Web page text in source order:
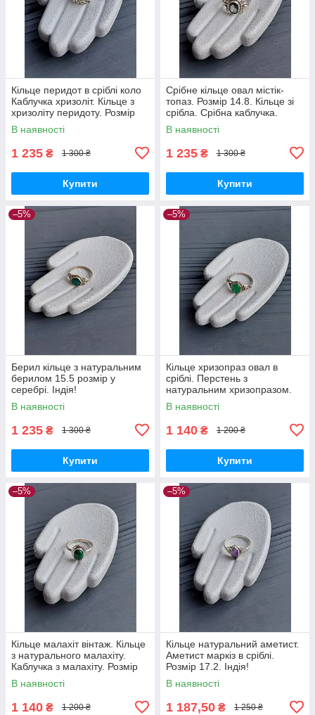
Кільце перидот в сріблі коло
Каблучка хризоліт. Кільце з
хризоліту перидоту. Розмір
16. Індія!
В наявності
1 235 ₴ 1 300 ₴
Купити
Срібне кільце овал містік-
топаз. Розмір 14.8. Кільце зі
срібла. Срібна каблучка.
Містік топаз. Індія!
В наявності
1 235 ₴ 1 300 ₴
Купити
–5%
Берил кільце з натуральним
берилом 15.5 розмір у
серебрі. Індія!
В наявності
1 235 ₴ 1 300 ₴
Купити
–5%
Кільце хризопраз овал в
сріблі. Перстень з
натуральним хризопразом.
Розмір 15.5. Індія.
В наявності
1 140 ₴ 1 200 ₴
Купити
–5%
Кільце малахіт вінтаж. Кільце
з натурального малахіту.
Каблучка з малахіту. Розмір
15.5. Індія!
В наявності
1 140 ₴ 1 200 ₴
–5%
Кільце натуральний аметист.
Аметист маркіз в сріблі.
Розмір 17.2. Індія!
В наявності
1 187,50 ₴ 1 250 ₴